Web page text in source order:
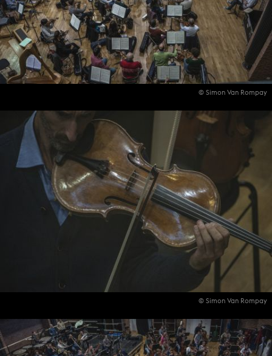
© Simon Van Rompay
© Simon Van Rompay